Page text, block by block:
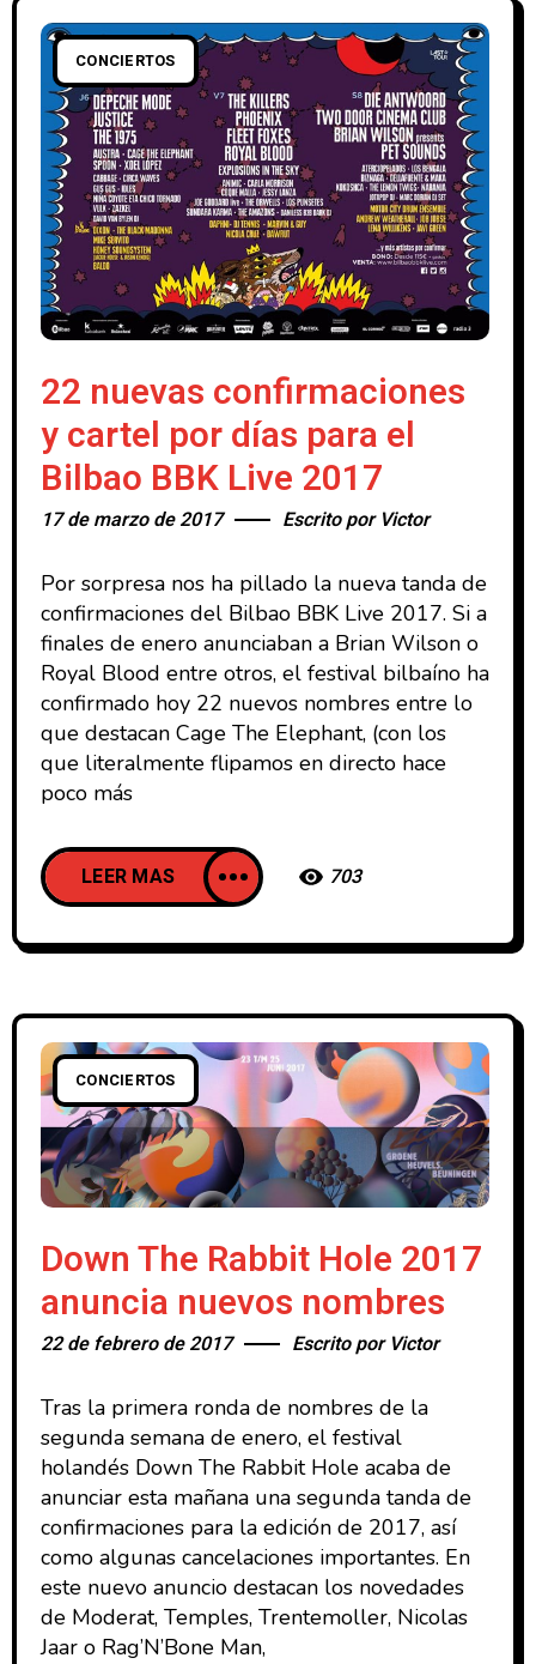
CONCIERTOS
22 nuevas confirmaciones
y cartel por días para el
Bilbao BBK Live 2017
17 de marzo de 2017 Escrito por Victor
Por sorpresa nos ha pillado la nueva tanda de
confirmaciones del Bilbao BBK Live 2017. Si a
finales de enero anunciaban a Brian Wilson o
Royal Blood entre otros, el festival bilbaíno ha
confirmado hoy 22 nuevos nombres entre lo
que destacan Cage The Elephant, (con los
que literalmente flipamos en directo hace
poco más
LEER MAS 703
CONCIERTOS
Down The Rabbit Hole 2017
anuncia nuevos nombres
22 de febrero de 2017 Escrito por Victor
Tras la primera ronda de nombres de la
segunda semana de enero, el festival
holandés Down The Rabbit Hole acaba de
anunciar esta mañana una segunda tanda de
confirmaciones para la edición de 2017, así
como algunas cancelaciones importantes. En
este nuevo anuncio destacan los novedades
de Moderat, Temples, Trentemoller, Nicolas
Jaar o Rag’N’Bone Man,